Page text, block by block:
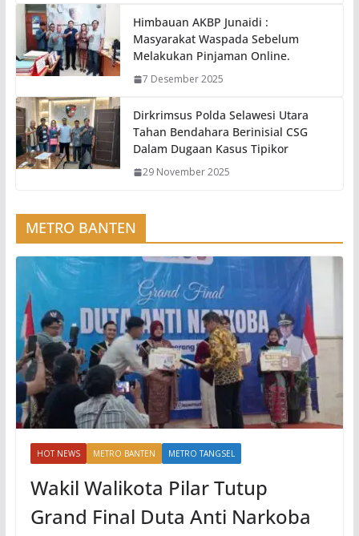
Himbauan AKBP Junaidi :
Masyarakat Waspada Sebelum
Melakukan Pinjaman Online.
7 Desember 2025
Dirkrimsus Polda Selawesi Utara
Tahan Bendahara Berinisial CSG
Dalam Dugaan Kasus Tipikor
29 November 2025
METRO BANTEN
HOT NEWS METRO BANTEN METRO TANGSEL
Wakil Walikota Pilar Tutup
Grand Final Duta Anti Narkoba